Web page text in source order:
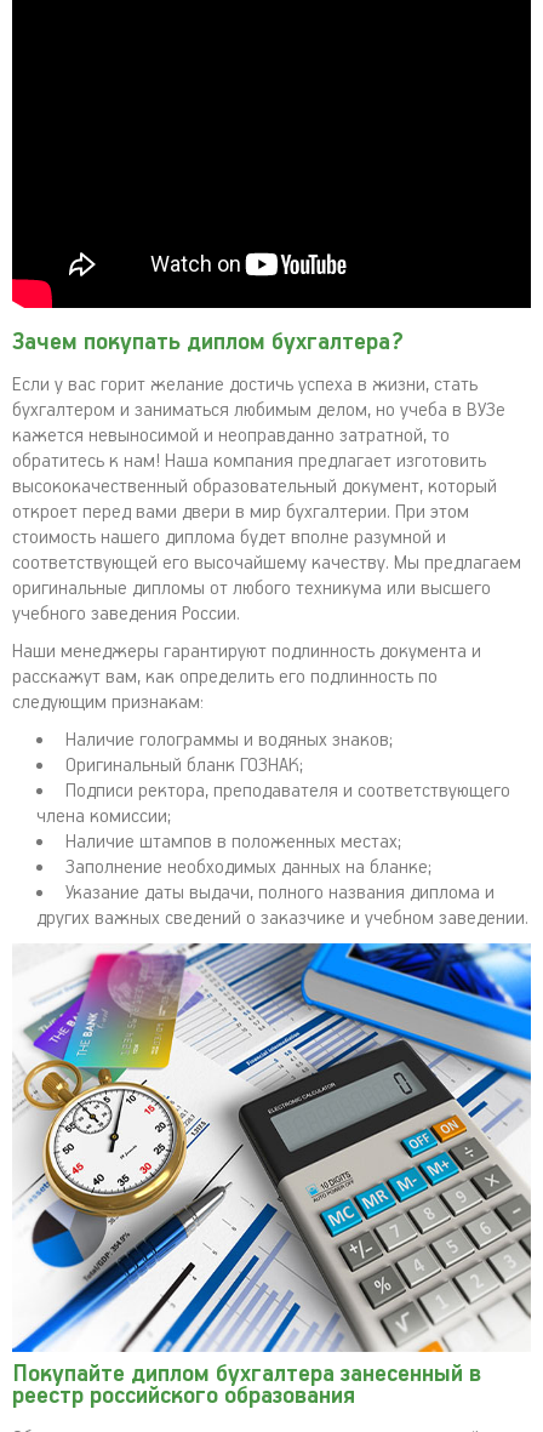
Зачем покупать диплом бухгалтера?
Если у вас горит желание достичь успеха в жизни, стать
бухгалтером и заниматься любимым делом, но учеба в ВУЗе
кажется невыносимой и неоправданно затратной, то
обратитесь к нам! Наша компания предлагает изготовить
высококачественный образовательный документ, который
откроет перед вами двери в мир бухгалтерии. При этом
стоимость нашего диплома будет вполне разумной и
соответствующей его высочайшему качеству. Мы предлагаем
оригинальные дипломы от любого техникума или высшего
учебного заведения России.
Наши менеджеры гарантируют подлинность документа и
расскажут вам, как определить его подлинность по
следующим признакам:
Наличие голограммы и водяных знаков;
Оригинальный бланк ГОЗНАК;
Подписи ректора, преподавателя и соответствующего
члена комиссии;
Наличие штампов в положенных местах;
Заполнение необходимых данных на бланке;
Указание даты выдачи, полного названия диплома и
других важных сведений о заказчике и учебном заведении.
Покупайте диплом бухгалтера занесенный в
реестр российского образования